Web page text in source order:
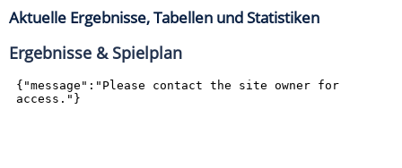
Aktuelle Ergebnisse, Tabellen und Statistiken
Ergebnisse & Spielplan